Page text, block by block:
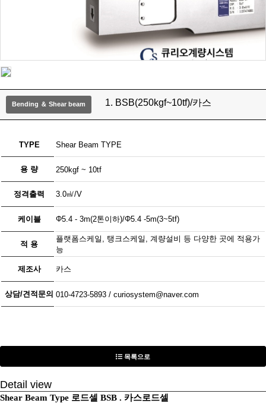
Φ5.4 - 3m(2톤이하)/Φ5.4 -5m(3~5tf)
플랫폼스케일, 탱크스케일, 계량설비 등 다양한 곳에 적용가
능
목록으로